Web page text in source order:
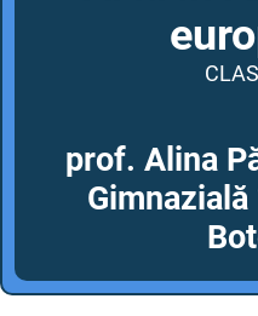
prof. Alina
Gimnazială